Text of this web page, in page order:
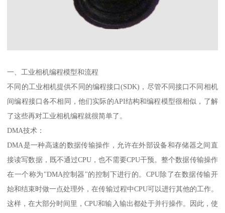
一、工业相机编程模型和流程
不同的工业相机提供不同的编程接口(SDK)，尽管不同接口不同相机
间编程接口各不相同，他们实际的API结构和编程模型很相似，了解
了这些再对工业相机编程就很简单了。
DMA技术：
DMA是一种高速的数据传输操作，允许在外部设备和存储器之间直
接读写数据，既不通过CPU，也不需要CPU干预。整个数据传输操作
在一个称为"DMA控制器"的控制下进行的。CPU除了在数据传输开
始和结束时做一点处理外，在传输过程中CPU可以进行其他的工作。
这样，在大部分时间里，CPU和输入输出都处于并行操作。因此，使